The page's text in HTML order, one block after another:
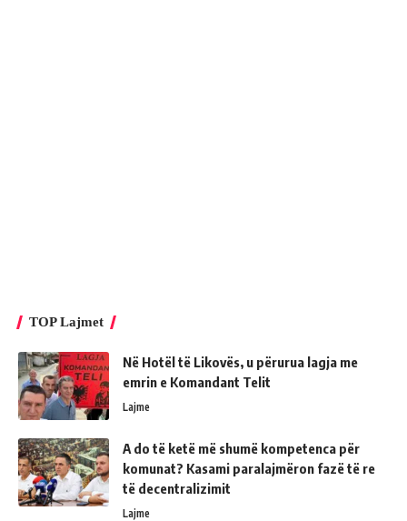
TOP Lajmet
Në Hotël të Likovës, u përurua lagja me
emrin e Komandant Telit
Lajme
A do të ketë më shumë kompetenca për
komunat? Kasami paralajmëron fazë të re
të decentralizimit
Lajme